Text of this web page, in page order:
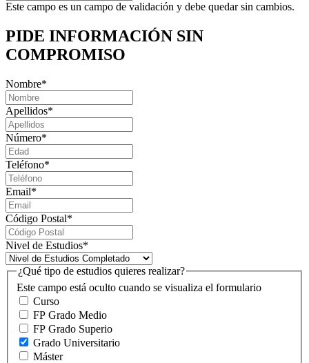
Este campo es un campo de validación y debe quedar sin cambios.
PIDE INFORMACIÓN SIN
COMPROMISO
Nombre*
Apellidos*
Número*
Teléfono*
Email*
Código Postal*
Nivel de Estudios*
Este campo está oculto cuando se visualiza el formulario
¿Qué tipo de estudios quieres realizar?
Curso
FP Grado Medio
FP Grado Superio
Grado Universitario
Máster